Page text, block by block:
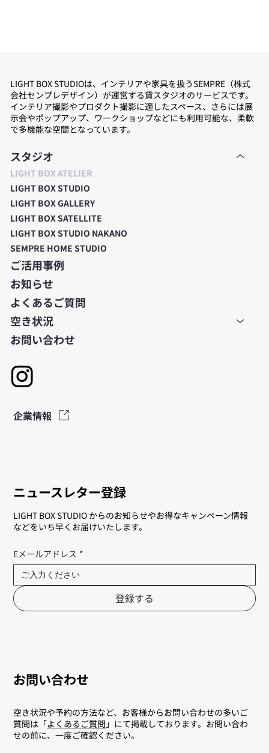
LIGHT BOX STUDIOは、インテリアや家具を扱うSEMPRE（株式
会社センプレデザイン）が運営する貸スタジオのサービスです。
インテリア撮影やプロダクト撮影に適したスペース、さらには展
示会やポップアップ、ワークショップなどにも利用可能な、柔軟
で多機能な空間となっています。
スタジオ
LIGHT BOX ATELIER
LIGHT BOX STUDIO
LIGHT BOX GALLERY
LIGHT BOX SATELLITE
LIGHT BOX STUDIO NAKANO
SEMPRE HOME STUDIO
ご活用事例
お知らせ
よくあるご質問
空き状況
お問い合わせ
企業情報
お問い合わせ
空き状況や予約の方法など、お客様からお問い合わせの多いご
質問は「よくあるご質問 」にて掲載しております。お問い合わ
せの前に、一度ご確認ください。
ニュースレター登録
LIGHT BOX STUDIO からのお知らせやお得なキャンペーン情報
などをいち早くお届けいたします。
Eメールアドレス *
登録する